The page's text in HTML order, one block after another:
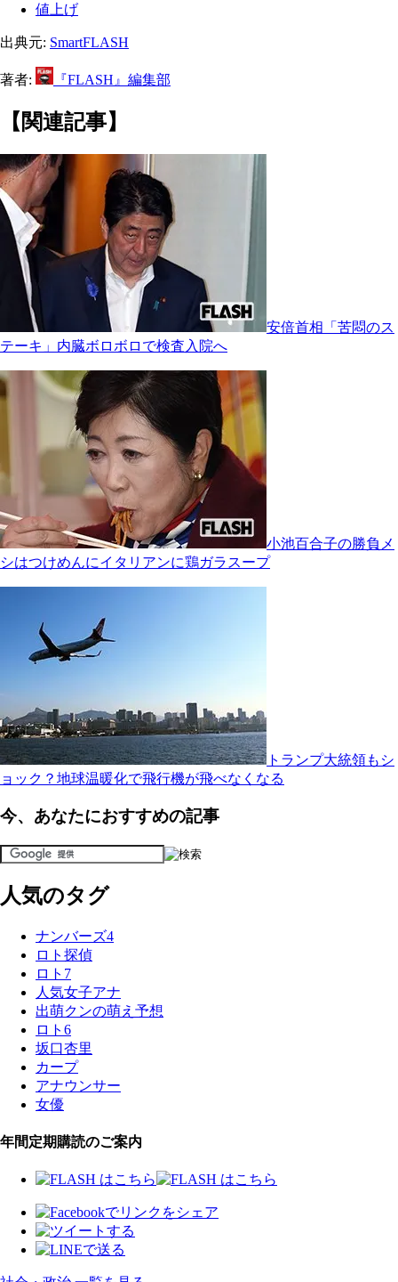
値上げ
出典元: SmartFLASH
著者: 『FLASH』編集部
【関連記事】
安倍首相「苦悶のス
テーキ」内臓ボロボロで検査入院へ
小池百合子の勝負メ
シはつけめんにイタリアンに鶏ガラスープ
トランプ大統領もシ
ョック？地球温暖化で飛行機が飛べなくなる
今、あなたにおすすめの記事
人気のタグ
ナンバーズ4
ロト探偵
ロト7
人気女子アナ
出萌クンの萌え予想
ロト6
坂口杏里
カープ
アナウンサー
女優
年間定期購読のご案内